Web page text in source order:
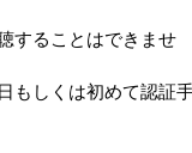
することはできませ
もしくは初めて認証